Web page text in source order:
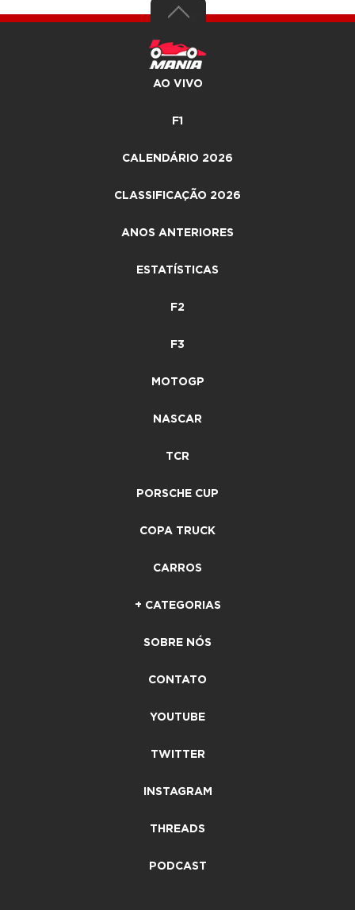
AO VIVO
F1
CALENDÁRIO 2026
CLASSIFICAÇÃO 2026
ANOS ANTERIORES
ESTATÍSTICAS
F2
F3
MOTOGP
NASCAR
TCR
PORSCHE CUP
COPA TRUCK
CARROS
+ CATEGORIAS
SOBRE NÓS
CONTATO
YOUTUBE
TWITTER
INSTAGRAM
THREADS
PODCAST